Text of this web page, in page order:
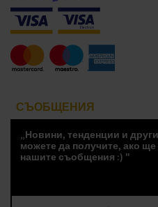
СЪОБЩЕНИЯ
„Новини, тенденции и
можете да получите, ако
нашите съобщения :) "